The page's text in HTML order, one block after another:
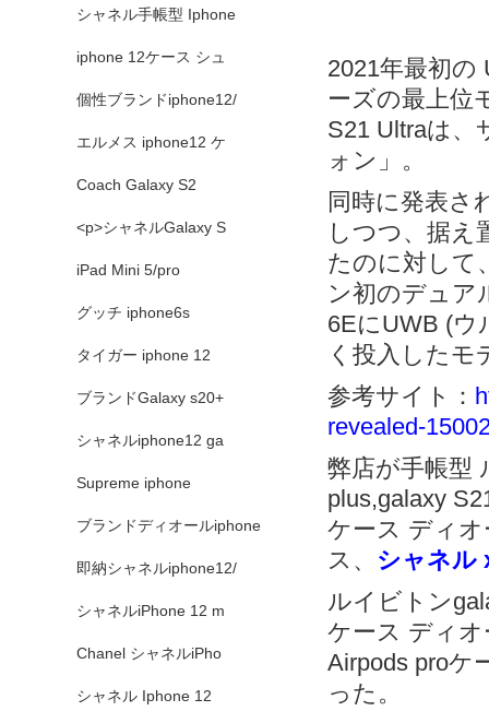
2021年最初の
ーズの最上位
S21 Ultraは、
ォン」。
同時に発表さ
しつつ、据え
たのに対して
ン初のデュア
6EにUWB (ウ
く投入したモ
参考サイト：
revealed-
弊店が手帳型
plus,galaxy
ケース ディオ
ス、 シャネル
ルイビトン
ケース ディオ
Airpods proケ
った。
シャネル手帳型 Iphone
iphone 12ケース シュ
個性ブランドiphone12/
エルメス iphone12 ケ
Coach Galaxy S2
<p>シャネルGalaxy S
iPad Mini 5/pro
グッチ iphone6s
タイガー iphone 12
ブランドGalaxy s20+
シャネルiphone12 ga
Supreme iphone
ブランドディオールiphone
即納シャネルiphone12/
シャネルiPhone 12 m
Chanel シャネルiPho
シャネル Iphone 12